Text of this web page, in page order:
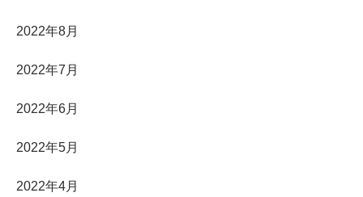
2022年8月
2022年7月
2022年6月
2022年5月
2022年4月